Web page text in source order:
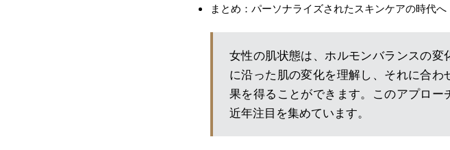
まとめ：パーソナライズされたスキンケアの時代へ
女性の肌状態は、ホルモンバランスの
に沿った肌の変化を理解し、それに合
果を得ることができます。このアプロー
近年注目を集めています。